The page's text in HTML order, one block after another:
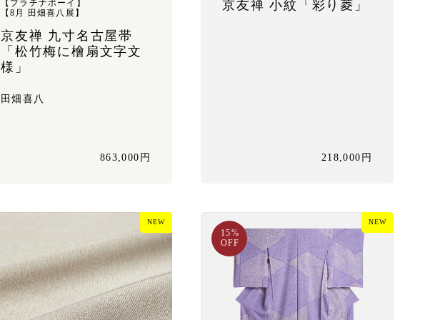
【プラチナボーイ】
【8月 田畑喜八展】
京友禅 九寸名古屋帯
「松竹梅に檜扇文字文
様」
田畑喜八
863,000円
京友禅 小紋「彩り菱」
218,000円
NEW NEW
15%
OFF